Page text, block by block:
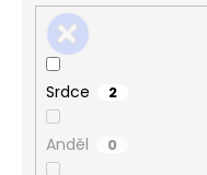
Srdce 2
Anděl 0